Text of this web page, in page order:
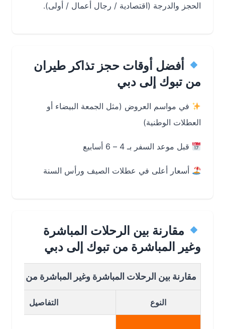
الحجز والدرجة (اقتصادية / رجال أعمال / أولى).
أفضل أوقات حجز تذاكر طيران
من تبوك إلى دبي
في مواسم العروض (مثل الجمعة البيضاء أو
العطلات الوطنية)
قبل موعد السفر بـ 4 – 6 أسابيع
أسعار أعلى في عطلات الصيف ورأس السنة
مقارنة بين الرحلات المباشرة
وغير المباشرة من تبوك إلى دبي
مقارنة بين الرحلات المباشرة وغير المباشرة من تبوك الى
التفاصيل